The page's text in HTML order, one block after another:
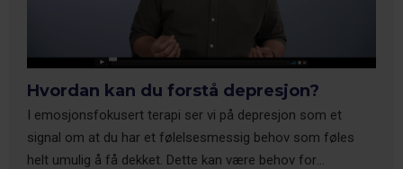
Hvordan kan du forstå depresjon?
I emosjonsfokusert terapi ser vi på depresjon som et
signal om at du har et følelsesmessig behov som føles
helt umulig å få dekket. Dette kan være behov for